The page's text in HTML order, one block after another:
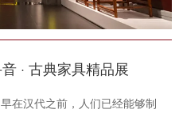
· 古典家具精品展
在汉代之前，人们已经能够制